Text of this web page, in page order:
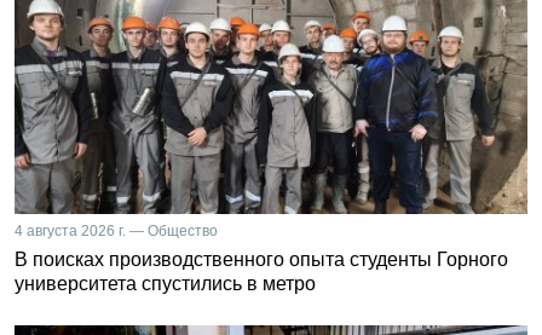
4 августа 2026 г. — Общество
В поисках производственного опыта студенты Горного
университета спустились в метро